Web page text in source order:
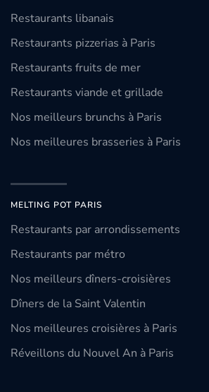
Restaurants libanais
Restaurants pizzerias à Paris
Restaurants fruits de mer
Restaurants viande et grillade
Nos meilleurs brunchs à Paris
Nos meilleures brasseries à Paris
MELTING POT PARIS
Restaurants par arrondissements
Restaurants par métro
Nos meilleurs dîners-croisières
Dîners de la Saint Valentin
Nos meilleures croisières à Paris
Réveillons du Nouvel An à Paris